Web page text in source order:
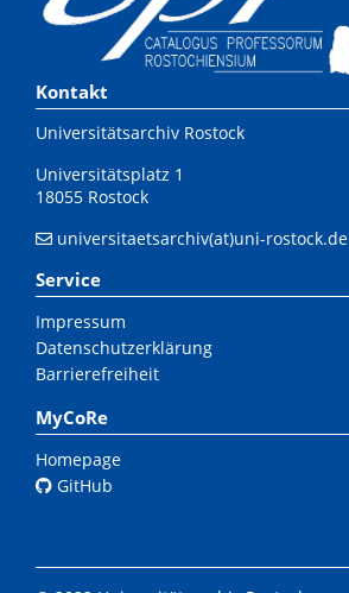
Kontakt
Universitätsarchiv Rostock
Universitätsplatz 1
18055 Rostock
universitaetsarchiv(at)uni-rostock.de
Service
Impressum
Datenschutzerklärung
Barrierefreiheit
MyCoRe
Homepage
GitHub